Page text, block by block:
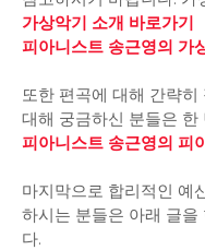
가상악기 소개 바로가기
피아니스트 송근영의 가
또한 편곡에 대해 간략
대해 궁금하신 분들은 한
피아니스트 송근영의 피
마지막으로 합리적인 예
하시는 분들은 아래 글을
다.